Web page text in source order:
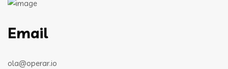
Email
ola@operar.io